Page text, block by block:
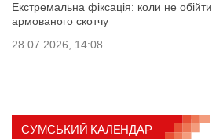
Екстремальна фіксація: коли не
армованого скотчу
28.07.2026, 14:08
СУМСЬКИЙ КАЛЕНДАР